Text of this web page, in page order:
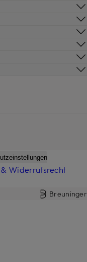
Widerrufsrecht
Breuninger